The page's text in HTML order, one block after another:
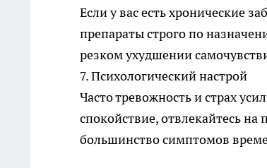
Если у вас есть хронические
препараты строго по
резком ухудшении
7. Психологический настрой
Часто тревожность и страх
спокойствие, отвлекайтесь
большинство симптомов